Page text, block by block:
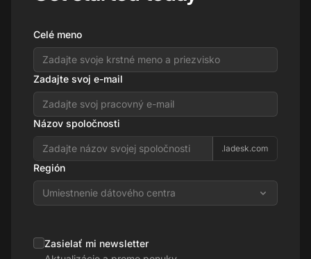
Celé meno
Zadajte svoj e-mail
Názov spoločnosti
.ladesk.com
Región
Umiestnenie dátového centra
Zasielať mi newsletter